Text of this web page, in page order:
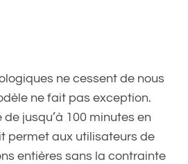
ne cessent de nous
ne fait pas exception.
jusqu’à 100 minutes en
permet aux utilisateurs de
entières sans la contrainte